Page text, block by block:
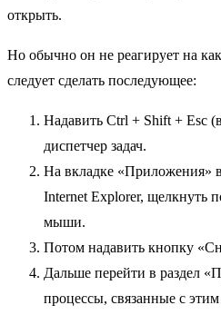
открыть.
Но обычно он не реагирует на
следует сделать последующее:
Надавить Ctrl + Shift + Esc
диспетчер задач.
На вкладке «Приложения»
Internet Explorer, щелкнуть
мыши.
Потом надавить кнопку
Дальше перейти в раздел
процессы, связанные с этим